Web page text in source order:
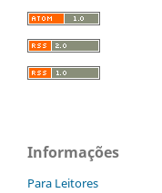
Informações
Para Leitores